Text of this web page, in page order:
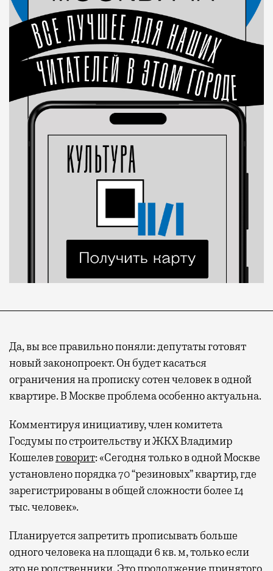
Да, вы все правильно поняли: депутаты готовят
новый законопроект. Он будет касаться
ограничения на прописку сотен человек в одной
квартире. В Москве проблема особенно актуальна.
Комментируя инициативу, член комитета
Госдумы по строительству и ЖКХ Владимир
Кошелевговорит: «Сегодня только в одной Москве
установлено порядка 70 “резиновых” квартир, где
зарегистрированы в общей сложности более 14
тыс. человек».
Планируется запретить прописывать больше
одного человека на площади 6 кв. м, только если